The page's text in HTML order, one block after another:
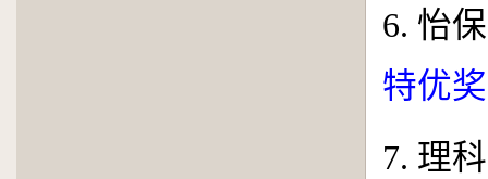
6. 怡
特优奖
7. 理